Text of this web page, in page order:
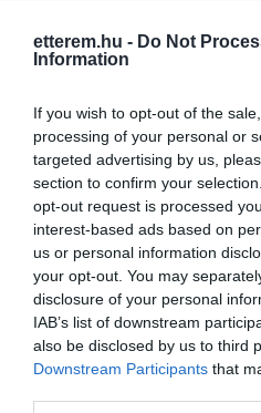
etterem.hu - Do Not
Information
If you wish to opt-out of the
processing of your personal or
targeted advertising by us,
section to confirm your
opt-out request is processed
interest-based ads based on
us or personal information
your opt-out. You may
disclosure of your personal
IAB’s list of downstream
also be disclosed by us to third
Downstream Participants that
Probléma jelentése